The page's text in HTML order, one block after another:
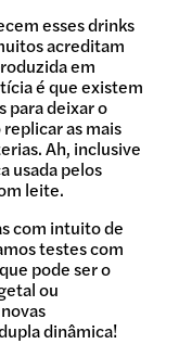
esses drinks
acreditam
em
é que existem
para deixar o
as mais
Ah, inclusive
usada pelos
leite.
com intuito de
testes com
pode ser o
ou
dinâmica!